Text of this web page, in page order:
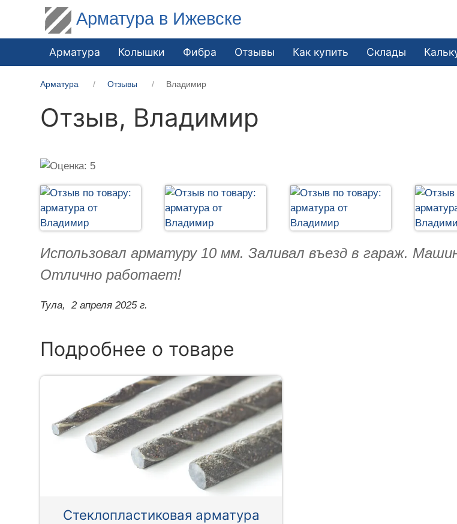
Арматура в Ижевске
Арматура Колышки Фибра Отзывы Как купить Склады
Арматура Отзывы Владимир
Отзыв, Владимир
Использовал арматуру 10 мм. Заливал въезд в гараж.
Отлично работает!
Тула, 2 апреля 2025 г.
Подробнее о товаре
Стеклопластиковая арматура